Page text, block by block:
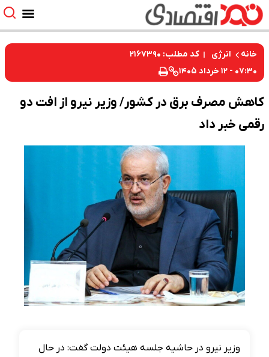
خانه انرژی
کد مطلب: ۲۱۶۷۳۹۰
۰۷:۳۰ - ۱۲ خرداد ۱۴۰۵
کاهش مصرف برق در کشور/ وزیر نیرو از افت دو
رقمی خبر داد
وزیر نیرو در حاشیه جلسه هیئت دولت گفت: در حال